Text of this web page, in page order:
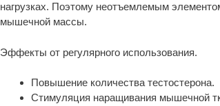
нагрузках. Поэтому неотъемлемым
мышечной массы.
Эффекты от регулярного использования.
Повышение количества тестостерона.
Стимуляция наращивания мышечной